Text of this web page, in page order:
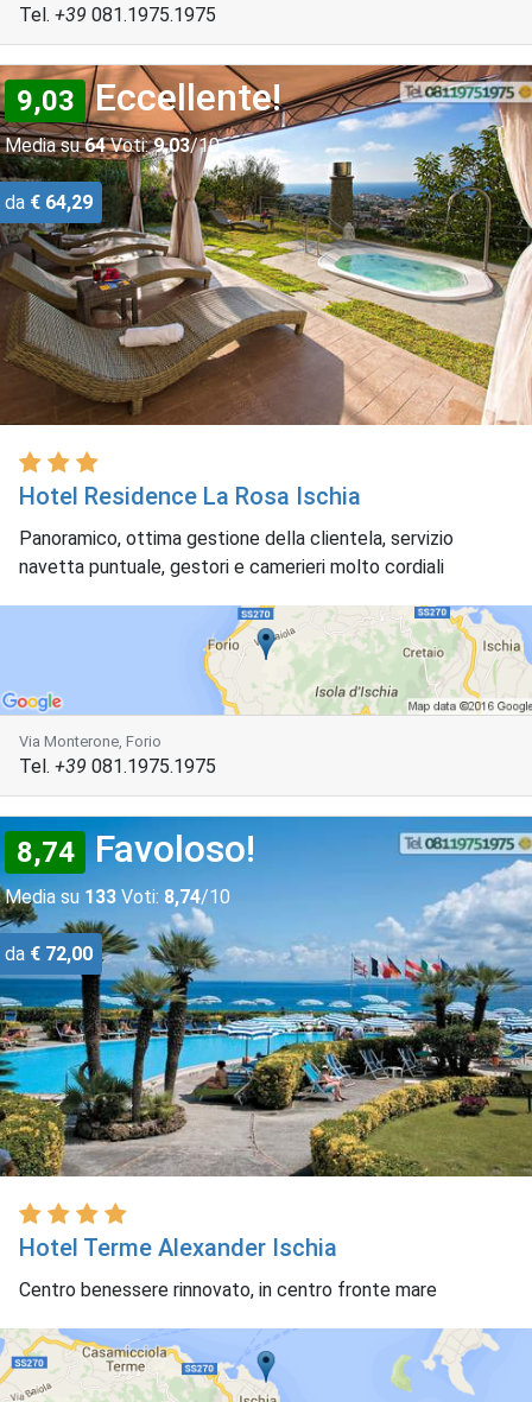
Tel. +39 081.1975.1975
9,03 Eccellente!
Media su64Voti: 9,03/10
da € 64,29
Hotel Residence La Rosa Ischia
Panoramico, ottima gestione della clientela, servizio
navetta puntuale, gestori e camerieri molto cordiali
Via Monterone, Forio
Tel. +39 081.1975.1975
8,74 Favoloso!
Media su 133 Voti: 8,74/10
da € 72,00
Hotel Terme Alexander Ischia
Centro benessere rinnovato, in centro fronte mare